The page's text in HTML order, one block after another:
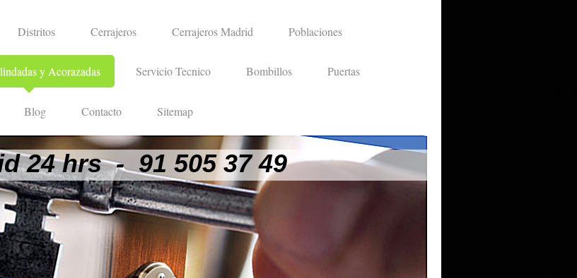
Distritos Cerrajeros Cerrajeros Madrid Poblaciones
y Acorazadas Servicio Tecnico Bombillos Puertas
Blog Contacto Sitemap
24 hrs - 91 505 37 49